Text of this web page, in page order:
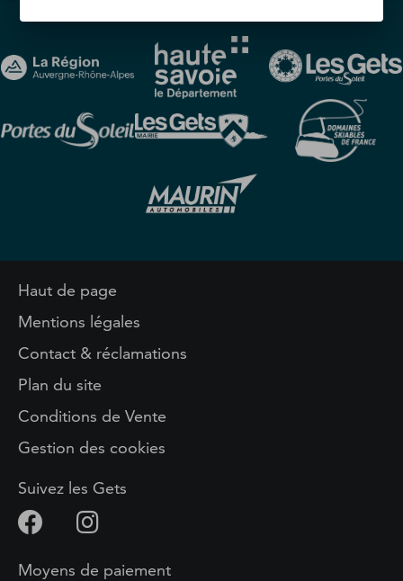
Haut de page
Mentions légales
Contact & réclamations
Plan du site
Conditions de Vente
Gestion des cookies
Suivez les Gets
Moyens de paiement